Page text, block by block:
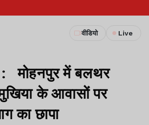
वीडियो Live
मोहनपुर में बलथर
के आवासों पर
का छापा